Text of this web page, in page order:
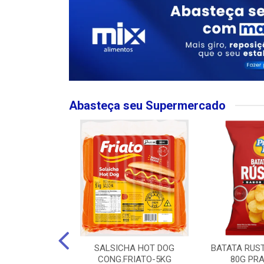
Abasteça seu Supermercado
SALSICHA HOT DOG
CONG.FRIATO-5KG
BATATA
80G